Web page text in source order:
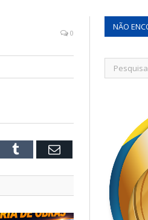
0
Tumblr Email
NÃO